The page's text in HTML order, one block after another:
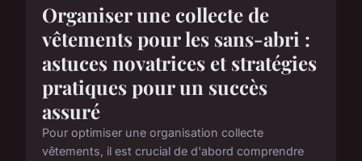
Organiser une collecte de
vêtements pour les sans-abri :
astuces novatrices et stratégies
pratiques pour un succès
assuré
Pour optimiser une organisation collecte
vêtements, il est crucial de d'abord comprendre